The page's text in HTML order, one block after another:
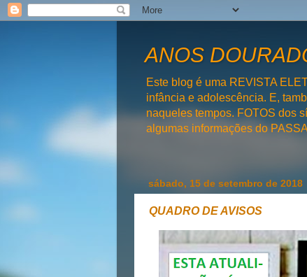
ANOS
Este blog é uma REVISTA
infância e adolescência. E,
naqueles tempos. FOTOS dos
algumas informações do
sábado, 15 de setembro de 2018
QUADRO DE AVISOS